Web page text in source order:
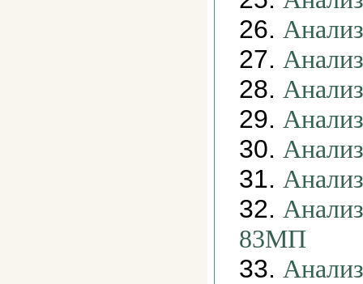
26.
27.
28.
29.
30.
31.
32.
83МП
33.